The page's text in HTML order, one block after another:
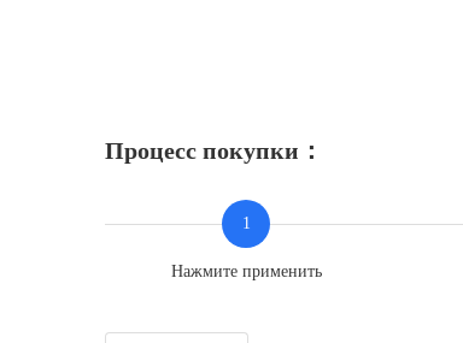
Процесс покупки：
1
Нажмите применить